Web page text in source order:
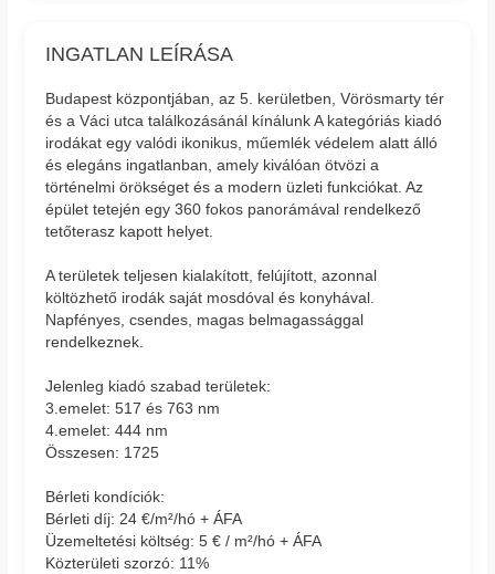
INGATLAN LEÍRÁSA
Budapest központjában, az 5. kerületben, Vörösmarty tér
és a Váci utca találkozásánál kínálunk A kategóriás kiadó
irodákat egy valódi ikonikus, műemlék védelem alatt álló
és elegáns ingatlanban, amely kiválóan ötvözi a
történelmi örökséget és a modern üzleti funkciókat. Az
épület tetején egy 360 fokos panorámával rendelkező
tetőterasz kapott helyet.
A területek teljesen kialakított, felújított, azonnal
költözhető irodák saját mosdóval és konyhával.
Napfényes, csendes, magas belmagassággal
rendelkeznek.
Jelenleg kiadó szabad területek:
3.emelet: 517 és 763 nm
4.emelet: 444 nm
Összesen: 1725
Bérleti kondíciók:
Bérleti díj: 24 €/m²/hó + ÁFA
Üzemeltetési költség: 5 € / m²/hó + ÁFA
Közterületi szorzó: 11%